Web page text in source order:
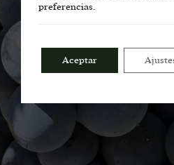
preferencias.
Aceptar